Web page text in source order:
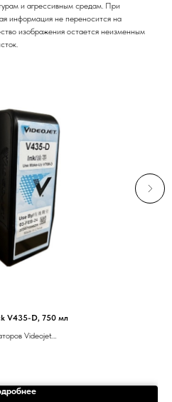
и агрессивным средам. При
информация не переносится на
изображения остается неизменным
V435-D, 750 мл
Videojet